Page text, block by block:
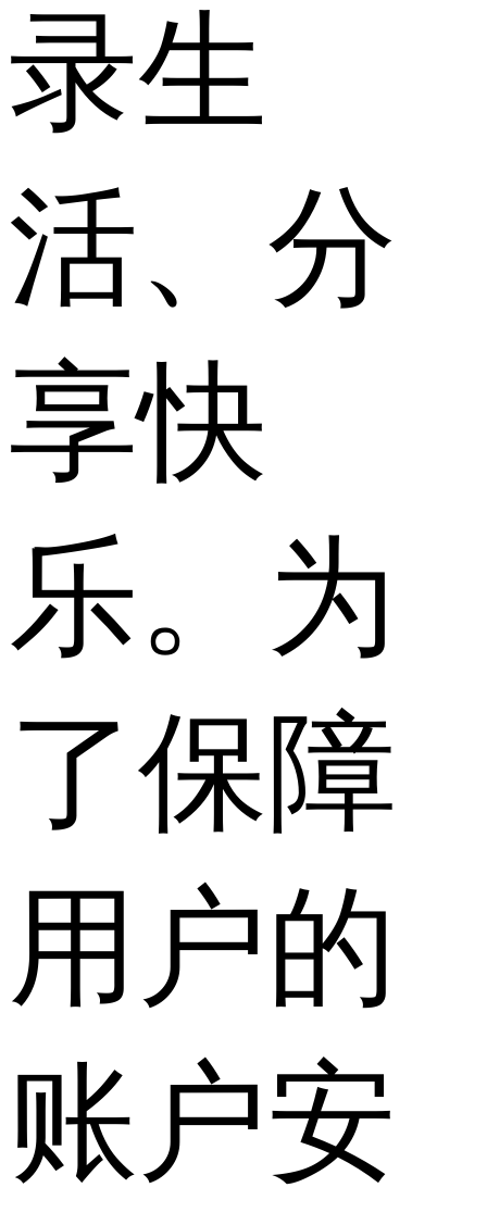
录生
活、分
享快
乐。为
了保障
用户的
账户安